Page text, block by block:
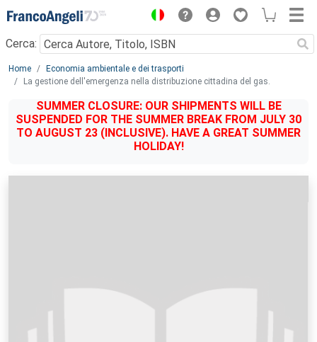
Menu
Cerca:
Main content
Home
Economia ambientale e dei trasporti
La gestione dell'emergenza nella distribuzione cittadina del gas.
SUMMER CLOSURE: OUR SHIPMENTS WILL BE
SUSPENDED FOR THE SUMMER BREAK FROM JULY 30
TO AUGUST 23 (INCLUSIVE). HAVE A GREAT SUMMER
HOLIDAY!